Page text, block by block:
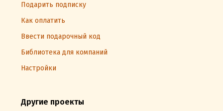
Подарить подписку
Как оплатить
Ввести подарочный код
Библиотека для компаний
Настройки
Другие проекты